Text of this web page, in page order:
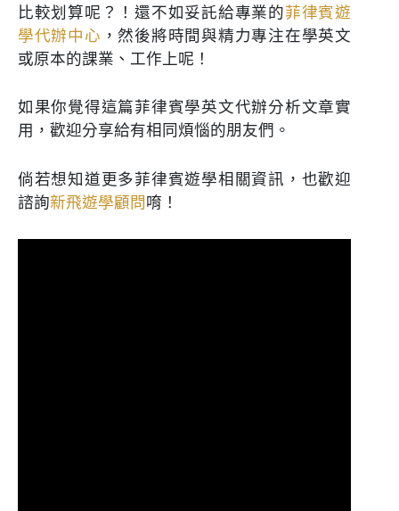
比較划算呢？！還不如妥託給專業的菲律賓遊
學代辦中心 ，然後將時間與精力專注在學英文
或原本的課業、工作上呢！
如果你覺得這篇菲律賓學英文代辦分析文章實
用，歡迎分享給有相同煩惱的朋友們。
倘若想知道更多菲律賓遊學相關資訊，也歡迎
諮詢新飛遊學顧問 唷！